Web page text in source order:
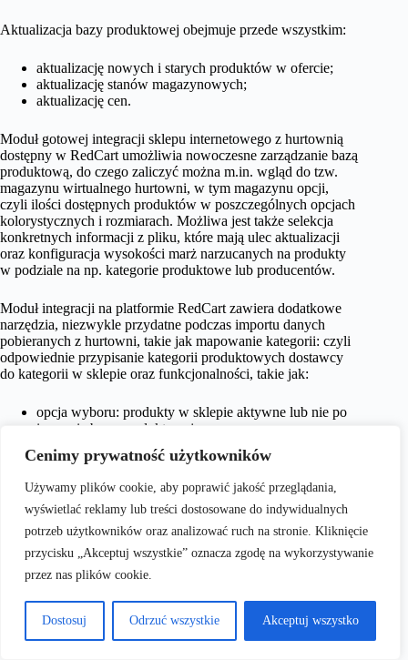
Cenimy prywatność użytkowników
Używamy plików cookie, aby poprawić jakość przeglądania,
wyświetlać reklamy lub treści dostosowane do indywidualnych
potrzeb użytkowników oraz analizować ruch na stronie. Kliknięcie
przycisku „Akceptuj wszystkie” oznacza zgodę na wykorzystywanie
przez nas plików cookie.
Dostosuj Odrzuć wszystkie Akceptuj wszystko
Aktualizacja bazy produktowej obejmuje przede wszystkim:
aktualizację nowych i starych produktów w ofercie;
aktualizację stanów magazynowych;
aktualizację cen.
Moduł gotowej integracji sklepu internetowego z hurtownią
dostępny w RedCart umożliwia nowoczesne zarządzanie bazą
produktową, do czego zaliczyć można m.in. wgląd do tzw.
magazynu wirtualnego hurtowni, w tym magazynu opcji,
czyli ilości dostępnych produktów w poszczególnych opcjach
kolorystycznych i rozmiarach. Możliwa jest także selekcja
konkretnych informacji z pliku, które mają ulec aktualizacji
oraz konfiguracja wysokości marż narzucanych na produkty
w podziale na np. kategorie produktowe lub producentów.
Moduł integracji na platformie RedCart zawiera dodatkowe
narzędzia, niezwykle przydatne podczas importu danych
pobieranych z hurtowni, takie jak mapowanie kategorii: czyli
odpowiednie przypisanie kategorii produktowych dostawcy
do kategorii w sklepie oraz funkcjonalności, takie jak:
opcja wyboru: produkty w sklepie aktywne lub nie po
imporcie bazy produktowej;
zwracanej w pliku z hurtowni, po której produkt pojawi
możliwość ustawienia marży narzucanej na produkty,
przy czym możliwe jest ustawienie automatycznie
narzucanej marży na produkty konkretnych
producentów lub konkretnych kategorii w sklepie: w
wartości procentowej lub kwotowej;
selekcja informacji zawartych w pliku hurtowni, które
Warto uświadomić wszystkim początkującym sprzedawcom